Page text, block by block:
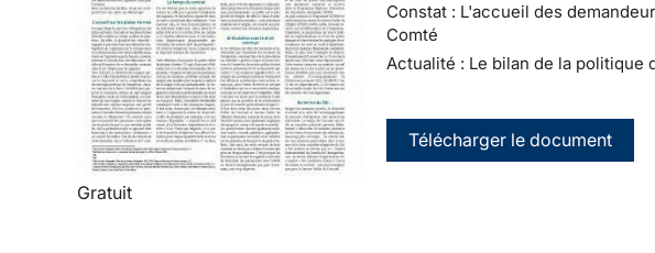
Gratuit
Constat : L'accueil des
Comté
Actualité : Le bilan de la
Télécharger le document